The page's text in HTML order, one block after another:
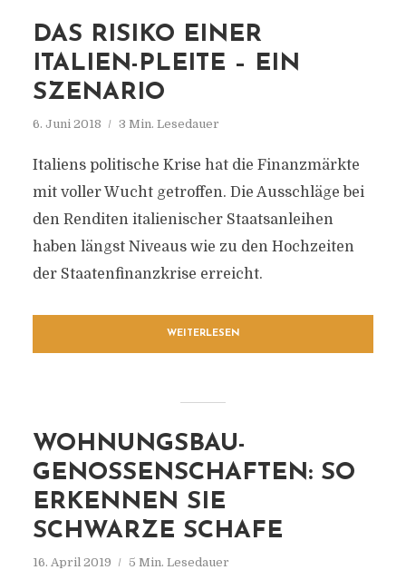
DAS RISIKO EINER
ITALIEN-PLEITE – EIN
SZENARIO
6. Juni 2018 3 Min. Lesedauer
Italiens politische Krise hat die Finanzmärkte
mit voller Wucht getroffen. Die Ausschläge bei
den Renditen italienischer Staatsanleihen
haben längst Niveaus wie zu den Hochzeiten
der Staatenfinanzkrise erreicht.
WEITERLESEN
WOHNUNGSBAU-
GENOSSENSCHAFTEN: SO
ERKENNEN SIE
SCHWARZE SCHAFE
16. April 2019 5 Min. Lesedauer